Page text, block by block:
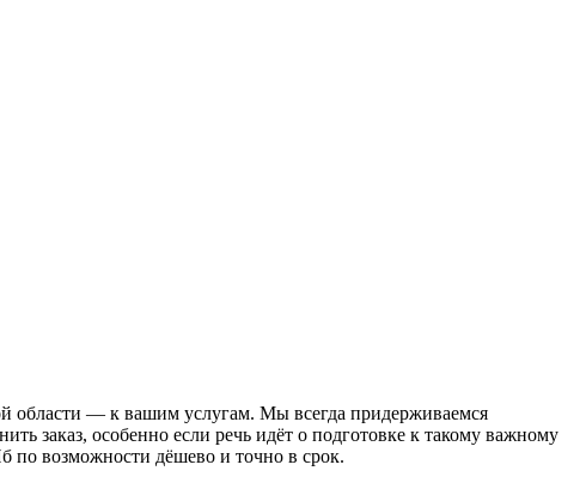
области — к вашим услугам. Мы всегда придерживаемся
заказ, особенно если речь идёт о подготовке к такому важному
по возможности дёшево и точно в срок.